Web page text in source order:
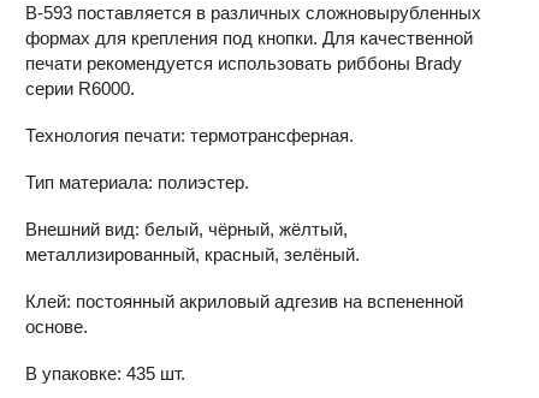
В-593 поставляется в различных сложновырубленных
формах для крепления под кнопки. Для качественной
печати рекомендуется использовать риббоны Brady
серии R6000.
Технология печати: термотрансферная.
Тип материала: полиэстер.
Внешний вид: белый, чёрный, жёлтый,
металлизированный, красный, зелёный.
Клей: постоянный акриловый адгезив на вспененной
основе.
В упаковке: 435 шт.